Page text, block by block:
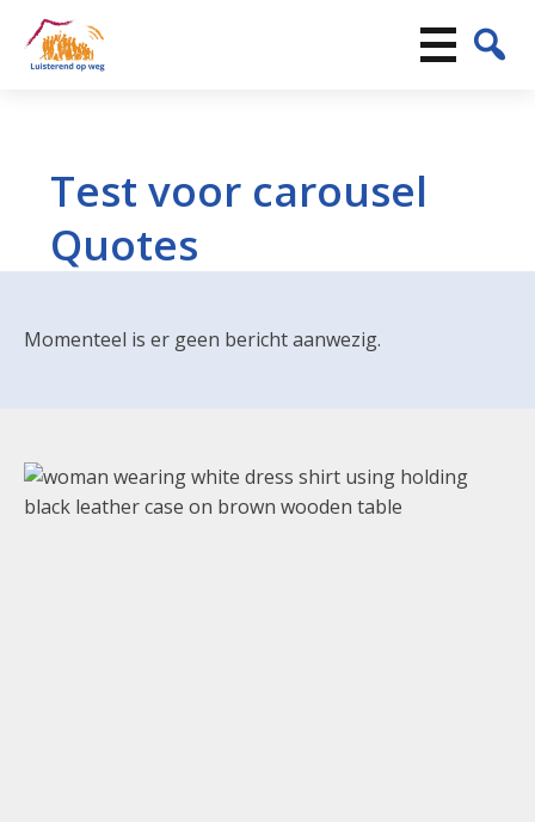
Test voor carousel
Quotes
Momenteel is er geen bericht aanwezig.